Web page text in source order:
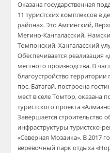
Оказана государственная
11 туристских комплексов в
районах. Это Амгинский,
Мегино-Кангаласский,
Томпонский, Хангаласский
Обеспечивается реализация
местного производства. В
благоустройство территории
пос. Батагай, построена
мест в селе Томтор, оказана
туристского проекта
Завершается строительство
инфраструктуры туристско-
«Северная Мозаика». В 2017
верёвочный парк отдыха